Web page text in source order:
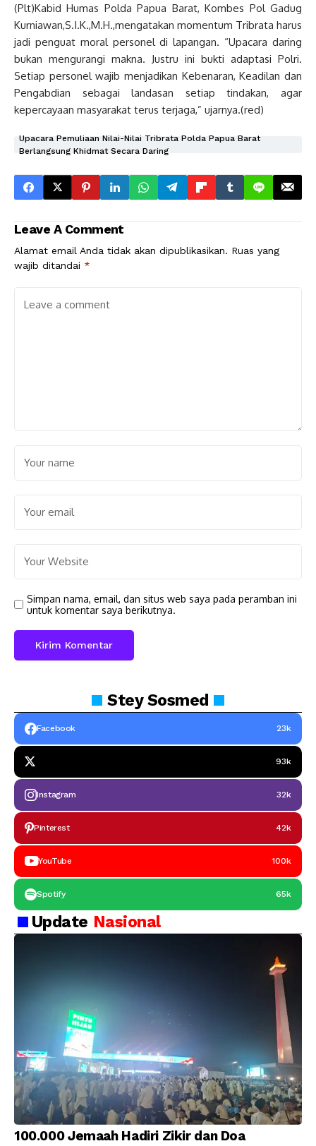
(Plt)Kabid Humas Polda Papua Barat, Kombes Pol Gadug
Kurniawan,S.I.K.,M.H.,mengatakan momentum Tribrata harus
jadi penguat moral personel di lapangan. “Upacara daring
bukan mengurangi makna. Justru ini bukti adaptasi Polri.
Setiap personel wajib menjadikan Kebenaran, Keadilan dan
Pengabdian sebagai landasan setiap tindakan, agar
kepercayaan masyarakat terus terjaga,” ujarnya.(red)
Upacara Pemuliaan Nilai-Nilai Tribrata Polda Papua Barat
Berlangsung Khidmat Secara Daring
Leave A Comment
Alamat email Anda tidak akan dipublikasikan. Ruas yang
wajib ditandai *
Simpan nama, email, dan situs web saya pada peramban ini
untuk komentar saya berikutnya.
SteySosmed
Facebook 23k
93k
Instagram 32k
Pinterest 42k
YouTube 100k
Spotify 65k
Update Nasional
100.000 Jemaah Hadiri Zikir dan Doa